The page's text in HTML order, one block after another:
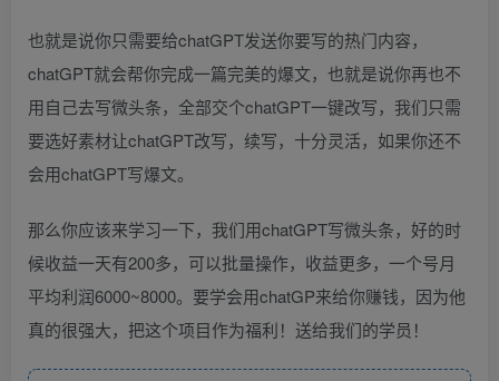
也就是说你只需要给chatGPT发送你要写的热门内容，
chatGPT就会帮你完成一篇完美的爆文，也就是说你再也不
用自己去写微头条，全部交个chatGPT一键改写，我们只需
要选好素材让chatGPT改写，续写，十分灵活，如果你还不
会用chatGPT写爆文。
那么你应该来学习一下，我们用chatGPT写微头条，好的时
候收益一天有200多，可以批量操作，收益更多，一个号月
平均利润6000~8000。要学会用chatGP来给你赚钱，因为他
真的很强大，把这个项目作为福利！送给我们的学员！